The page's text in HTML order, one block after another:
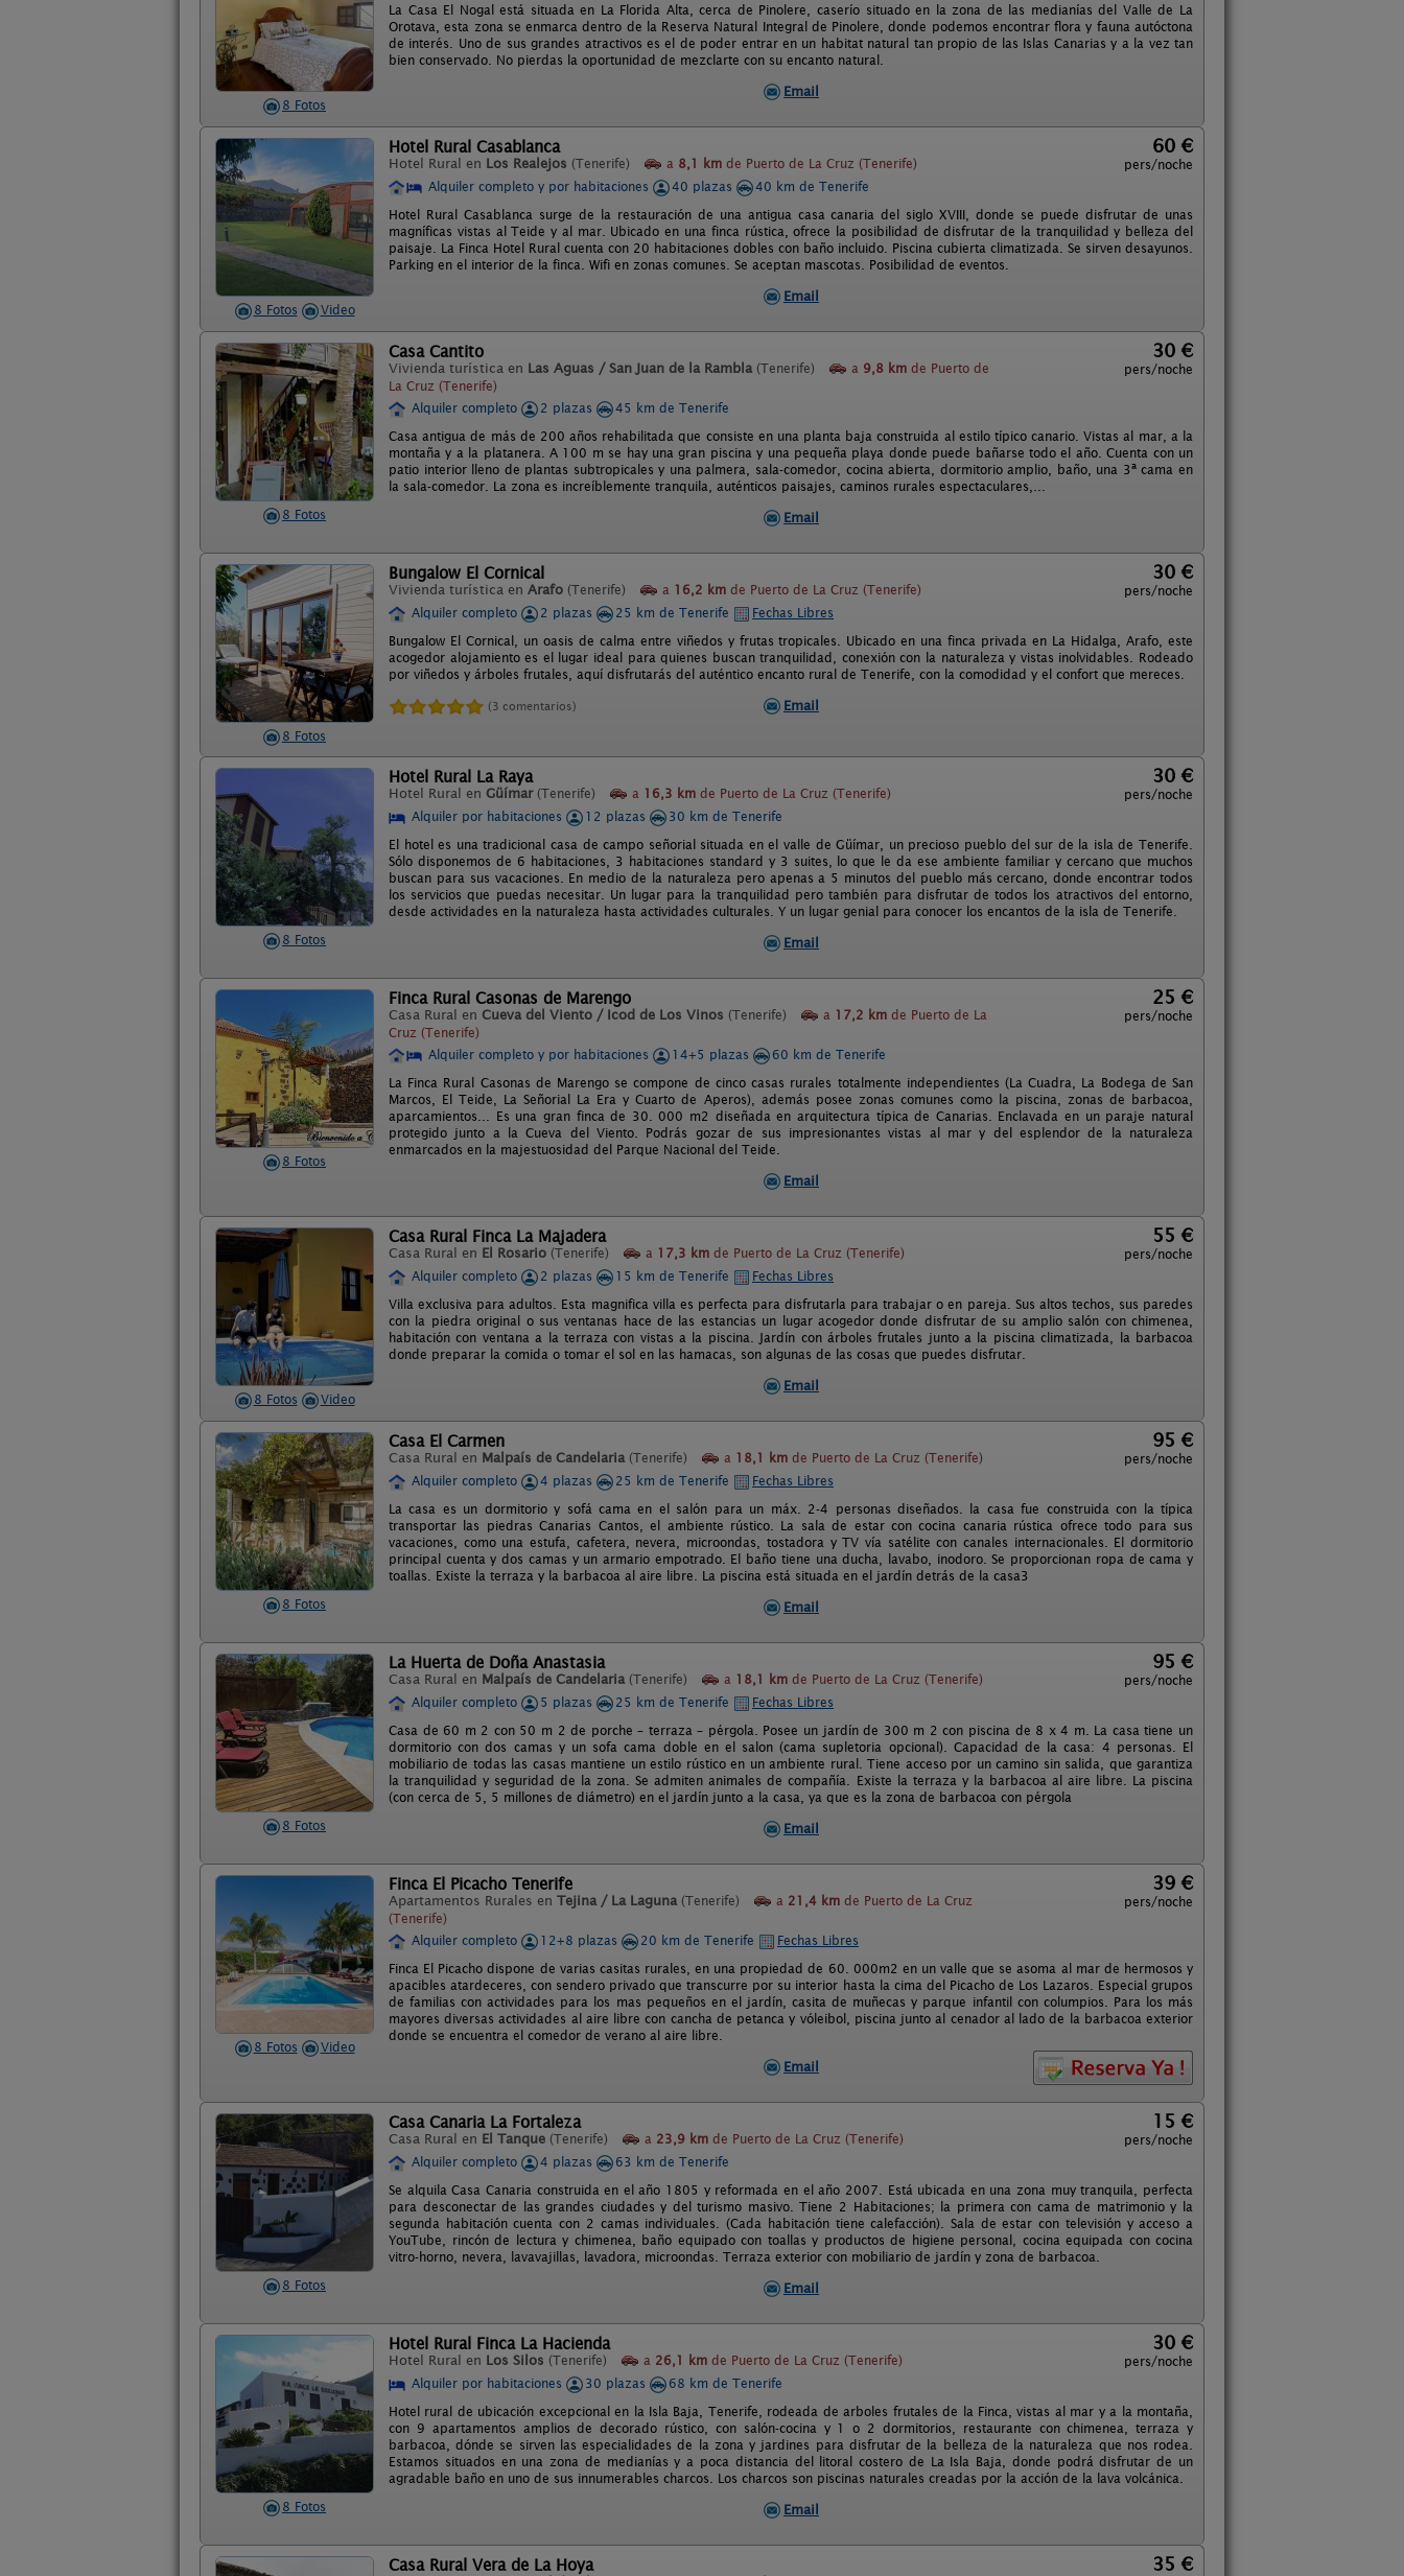
8 Fotos
La Casa El Nogal está situada en La Florida Alta, cerca de Pinolere, caserío situado en la zona de las medianías del Valle de La
Orotava, esta zona se enmarca dentro de la Reserva Natural Integral de Pinolere, donde podemos encontrar flora y fauna autóctona
de interés. Uno de sus grandes atractivos es el de poder entrar en un habitat natural tan propio de las Islas Canarias y a la vez tan
bien conservado. No pierdas la oportunidad de mezclarte con su encanto natural.
Email
8 Fotos Video
Hotel Rural Casablanca
Hotel Rural en Los Realejos (Tenerife) a 8,1 km de Puerto de La Cruz (Tenerife)
60 €
pers/noche
Alquiler completo y por habitaciones
40 plazas
40 km de Tenerife
Hotel Rural Casablanca surge de la restauración de una antigua casa canaria del siglo XVIII, donde se puede disfrutar de unas
magníficas vistas al Teide y al mar. Ubicado en una finca rústica, ofrece la posibilidad de disfrutar de la tranquilidad y belleza del
paisaje. La Finca Hotel Rural cuenta con 20 habitaciones dobles con baño incluido. Piscina cubierta climatizada. Se sirven desayunos.
Parking en el interior de la finca. Wifi en zonas comunes. Se aceptan mascotas. Posibilidad de eventos.
Email
8 Fotos
Casa Cantito
Vivienda turística en Las Aguas / San Juan de la Rambla (Tenerife) a 9,8 km de Puerto de
La Cruz (Tenerife)
30 €
pers/noche
Alquiler completo 2 plazas
45 km de Tenerife
Casa antigua de más de 200 años rehabilitada que consiste en una planta baja construida al estilo típico canario. Vistas al mar, a la
montaña y a la platanera. A 100 m se hay una gran piscina y una pequeña playa donde puede bañarse todo el año. Cuenta con un
patio interior lleno de plantas subtropicales y una palmera, sala-comedor, cocina abierta, dormitorio amplio, baño, una 3ª cama en
la sala-comedor. La zona es increíblemente tranquila, auténticos paisajes, caminos rurales espectaculares,...
Email
8 Fotos
Bungalow El Cornical
Vivienda turística en Arafo (Tenerife) a 16,2 km de Puerto de La Cruz (Tenerife)
30 €
pers/noche
Alquiler completo
2 plazas 25 km de Tenerife
Fechas Libres
Bungalow El Cornical, un oasis de calma entre viñedos y frutas tropicales. Ubicado en una finca privada en La Hidalga, Arafo, este
acogedor alojamiento es el lugar ideal para quienes buscan tranquilidad, conexión con la naturaleza y vistas inolvidables. Rodeado
por viñedos y árboles frutales, aquí disfrutarás del auténtico encanto rural de Tenerife, con la comodidad y el confort que mereces.
(3 comentarios) Email
8 Fotos
Hotel Rural La Raya
Hotel Rural en Güímar (Tenerife) a 16,3 km de Puerto de La Cruz (Tenerife)
30 €
pers/noche
Alquiler por habitaciones
12 plazas
30 km de Tenerife
El hotel es una tradicional casa de campo señorial situada en el valle de Güímar, un precioso pueblo del sur de la isla de Tenerife.
Sólo disponemos de 6 habitaciones, 3 habitaciones standard y 3 suites, lo que le da ese ambiente familiar y cercano que muchos
buscan para sus vacaciones. En medio de la naturaleza pero apenas a 5 minutos del pueblo más cercano, donde encontrar todos
los servicios que puedas necesitar. Un lugar para la tranquilidad pero también para disfrutar de todos los atractivos del entorno,
desde actividades en la naturaleza hasta actividades culturales. Y un lugar genial para conocer los encantos de la isla de Tenerife.
Email
8 Fotos
Finca Rural Casonas de Marengo
Casa Rural en Cueva del Viento / Icod de Los Vinos (Tenerife) a 17,2 km de Puerto de La
Cruz (Tenerife)
25 €
pers/noche
Alquiler completo y por habitaciones 14+5 plazas
60 km de Tenerife
La Finca Rural Casonas de Marengo se compone de cinco casas rurales totalmente independientes (La Cuadra, La Bodega de San
Marcos, El Teide, La Señorial La Era y Cuarto de Aperos), además posee zonas comunes como la piscina, zonas de barbacoa,
aparcamientos... Es una gran finca de 30. 000 m2 diseñada en arquitectura típica de Canarias. Enclavada en un paraje natural
protegido junto a la Cueva del Viento. Podrás gozar de sus impresionantes vistas al mar y del esplendor de la naturaleza
enmarcados en la majestuosidad del Parque Nacional del Teide.
Email
8 Fotos Video
Casa Rural Finca La Majadera
Casa Rural en El Rosario (Tenerife) a 17,3 km de Puerto de La Cruz (Tenerife)
55 €
pers/noche
Alquiler completo
2 plazas 15 km de Tenerife
Fechas Libres
Villa exclusiva para adultos. Esta magnifica villa es perfecta para disfrutarla para trabajar o en pareja. Sus altos techos, sus paredes
con la piedra original o sus ventanas hace de las estancias un lugar acogedor donde disfrutar de su amplio salón con chimenea,
habitación con ventana a la terraza con vistas a la piscina. Jardín con árboles frutales junto a la piscina climatizada, la barbacoa
donde preparar la comida o tomar el sol en las hamacas, son algunas de las cosas que puedes disfrutar.
Email
8 Fotos
Casa El Carmen
Casa Rural en Malpaís de Candelaria (Tenerife) a 18,1 km de Puerto de La Cruz (Tenerife)
95 €
pers/noche
Alquiler completo
4 plazas 25 km de Tenerife
Fechas Libres
La casa es un dormitorio y sofá cama en el salón para un máx. 2-4 personas diseñados. la casa fue construida con la típica
transportar las piedras Canarias Cantos, el ambiente rústico. La sala de estar con cocina canaria rústica ofrece todo para sus
vacaciones, como una estufa, cafetera, nevera, microondas, tostadora y TV vía satélite con canales internacionales. El dormitorio
principal cuenta y dos camas y un armario empotrado. El baño tiene una ducha, lavabo, inodoro. Se proporcionan ropa de cama y
toallas. Existe la terraza y la barbacoa al aire libre. La piscina está situada en el jardín detrás de la casa3
Email
8 Fotos
La Huerta de Doña Anastasia
Casa Rural en Malpaís de Candelaria (Tenerife) a 18,1 km de Puerto de La Cruz (Tenerife)
95 €
pers/noche
Alquiler completo
5 plazas 25 km de Tenerife
Fechas Libres
Casa de 60 m 2 con 50 m 2 de porche – terraza – pérgola. Posee un jardín de 300 m 2 con piscina de 8 x 4 m. La casa tiene un
dormitorio con dos camas y un sofa cama doble en el salon (cama supletoria opcional). Capacidad de la casa: 4 personas. El
mobiliario de todas las casas mantiene un estilo rústico en un ambiente rural. Tiene acceso por un camino sin salida, que garantiza
la tranquilidad y seguridad de la zona. Se admiten animales de compañía. Existe la terraza y la barbacoa al aire libre. La piscina
(con cerca de 5, 5 millones de diámetro) en el jardín junto a la casa, ya que es la zona de barbacoa con pérgola
Email
8 Fotos Video
Finca El Picacho Tenerife
Apartamentos Rurales en Tejina / La Laguna (Tenerife) a 21,4 km de Puerto de La Cruz
(Tenerife)
39 €
pers/noche
Alquiler completo 12+8 plazas 20 km de Tenerife
Fechas Libres
Finca El Picacho dispone de varias casitas rurales, en una propiedad de 60. 000m2 en un valle que se asoma al mar de hermosos y
apacibles atardeceres, con sendero privado que transcurre por su interior hasta la cima del Picacho de Los Lazaros. Especial grupos
de familias con actividades para los mas pequeños en el jardín, casita de muñecas y parque infantil con columpios. Para los más
mayores diversas actividades al aire libre con cancha de petanca y vóleibol, piscina junto al cenador al lado de la barbacoa exterior
donde se encuentra el comedor de verano al aire libre.
Email
8 Fotos
Casa Canaria La Fortaleza
Casa Rural en El Tanque (Tenerife) a 23,9 km de Puerto de La Cruz (Tenerife)
15 €
pers/noche
Alquiler completo
4 plazas
63 km de Tenerife
Se alquila Casa Canaria construida en el año 1805 y reformada en el año 2007. Está ubicada en una zona muy tranquila, perfecta
para desconectar de las grandes ciudades y del turismo masivo. Tiene 2 Habitaciones; la primera con cama de matrimonio y la
segunda habitación cuenta con 2 camas individuales. (Cada habitación tiene calefacción). Sala de estar con televisión y acceso a
YouTube, rincón de lectura y chimenea, baño equipado con toallas y productos de higiene personal, cocina equipada con cocina
vitro-horno, nevera, lavavajillas, lavadora, microondas. Terraza exterior con mobiliario de jardín y zona de barbacoa.
Email
8 Fotos
Hotel Rural Finca La Hacienda
Hotel Rural en Los Silos (Tenerife) a 26,1 km de Puerto de La Cruz (Tenerife)
30 €
pers/noche
Alquiler por habitaciones
30 plazas
68 km de Tenerife
Hotel rural de ubicación excepcional en la Isla Baja, Tenerife, rodeada de arboles frutales de la Finca, vistas al mar y a la montaña,
con 9 apartamentos amplios de decorado rústico, con salón-cocina y 1 o 2 dormitorios, restaurante con chimenea, terraza y
barbacoa, dónde se sirven las especialidades de la zona y jardines para disfrutar de la belleza de la naturaleza que nos rodea.
Estamos situados en una zona de medianías y a poca distancia del litoral costero de La Isla Baja, donde podrá disfrutar de un
agradable baño en uno de sus innumerables charcos. Los charcos son piscinas naturales creadas por la acción de la lava volcánica.
Email
Casa Rural Vera de La Hoya 35 €